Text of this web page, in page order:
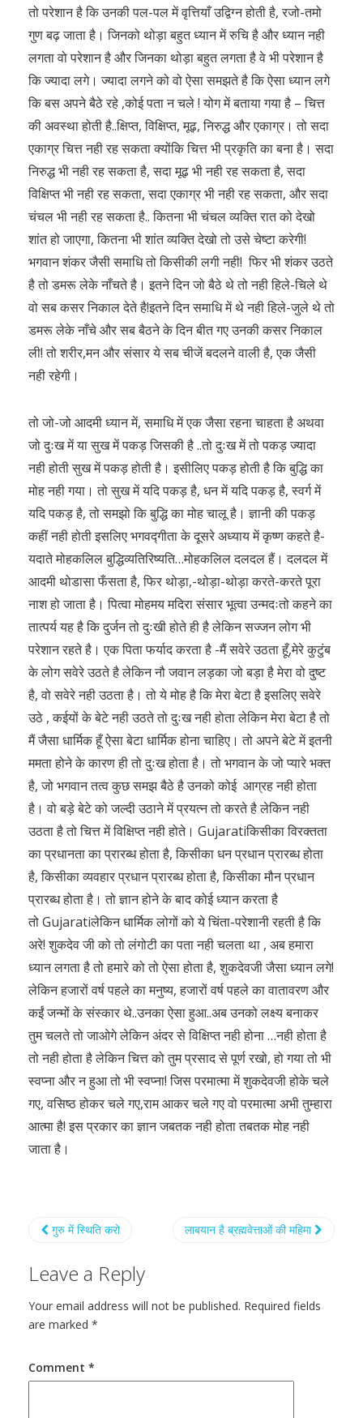
तो परेशान है कि उनकी पल-पल में वृत्तियाँ उद्विग्न होती है, रजो-तमो
गुण बढ़ जाता है। जिनको थोड़ा बहुत ध्यान में रुचि है और ध्यान नही
लगता वो परेशान है और जिनका थोड़ा बहुत लगता है वे भी परेशान है
कि ज्यादा लगे। ज्यादा लगने को वो ऐसा समझते है कि ऐसा ध्यान लगे
कि बस अपने बैठे रहे ,कोई पता न चले ! योग में बताया गया है – चित्त
की अवस्था होती है..क्षिप्त, विक्षिप्त, मूढ़, निरुद्ध और एकाग्र। तो सदा
एकाग्र चित्त नही रह सकता क्योंकि चित्त भी प्रकृति का बना है। सदा
निरुद्ध भी नही रह सकता है, सदा मूढ़ भी नही रह सकता है, सदा
विक्षिप्त भी नही रह सकता, सदा एकाग्र भी नही रह सकता, और सदा
चंचल भी नही रह सकता है.. कितना भी चंचल व्यक्ति रात को देखो
शांत हो जाएगा, कितना भी शांत व्यक्ति देखो तो उसे चेष्टा करेगी!
भगवान शंकर जैसी समाधि तो किसीकी लगी नही! फिर भी शंकर उठते
है तो डमरू लेके नाँचते है। इतने दिन जो बैठे थे तो नही हिले-चिले थे
वो सब कसर निकाल देते है!इतने दिन समाधि में थे नही हिले-जुले थे तो
डमरू लेके नाँचे और सब बैठने के दिन बीत गए उनकी कसर निकाल
ली! तो शरीर,मन और संसार ये सब चीजें बदलने वाली है, एक जैसी
नही रहेगी।
तो जो-जो आदमी ध्यान में, समाधि में एक जैसा रहना चाहता है अथवा
जो दुःख में या सुख में पकड़ जिसकी है ..तो दुःख में तो पकड़ ज्यादा
नही होती सुख में पकड़ होती है। इसीलिए पकड़ होती है कि बुद्धि का
मोह नही गया। तो सुख में यदि पकड़ है, धन में यदि पकड़ है, स्वर्ग में
यदि पकड़ है, तो समझो कि बुद्धि का मोह चालू है। ज्ञानी की पकड़
कहीं नही होती इसलिए भगवद्गीता के दूसरे अध्याय में कृष्ण कहते है-
यदाते मोहकलिल बुद्धिव्यतिरिष्यति…मोहकलिल दलदल हैं। दलदल में
आदमी थोडासा फँसता है, फिर थोड़ा,-थोड़ा-थोड़ा करते-करते पूरा
नाश हो जाता है। पित्वा मोहमय मदिरा संसार भूत्वा उन्मदःतो कहने का
तात्पर्य यह है कि दुर्जन तो दुःखी होते ही है लेकिन सज्जन लोग भी
परेशान रहते है। एक पिता फर्याद करता है -मैं सवेरे उठता हूँ,मेरे कुटुंब
के लोग सवेरे उठते है लेकिन नौ जवान लड़का जो बड़ा है मेरा वो दुष्ट
है, वो सवेरे नही उठता है। तो ये मोह है कि मेरा बेटा है इसलिए सवेरे
उठे , कईयों के बेटे नही उठते तो दुःख नही होता लेकिन मेरा बेटा है तो
मैं जैसा धार्मिक हूँ ऐसा बेटा धार्मिक होना चाहिए। तो अपने बेटे में इतनी
ममता होने के कारण ही तो दुःख होता है। तो भगवान के जो प्यारे भक्त
है, जो भगवान तत्व कुछ समझ बैठे है उनको कोई आग्रह नही होता
है। वो बड़े बेटे को जल्दी उठाने में प्रयत्न तो करते है लेकिन नही
उठता है तो चित्त में विक्षिप्त नही होते। Gujaratiकिसीका विरक्तता
का प्रधानता का प्रारब्ध होता है, किसीका धन प्रधान प्रारब्ध होता
है, किसीका व्यवहार प्रधान प्रारब्ध होता है, किसीका मौन प्रधान
प्रारब्ध होता है। तो ज्ञान होने के बाद कोई ध्यान करता है
तो Gujaratiलेकिन धार्मिक लोगों को ये चिंता-परेशानी रहती है कि
अरे! शुकदेव जी को तो लंगोटी का पता नही चलता था , अब हमारा
ध्यान लगता है तो हमारे को तो ऐसा होता है, शुकदेवजी जैसा ध्यान लगे!
लेकिन हजारों वर्ष पहले का मनुष्य, हजारों वर्ष पहले का वातावरण और
कईं जन्मों के संस्कार थे..उनका ऐसा हुआ..अब उनको लक्ष्य बनाकर
तुम चलते तो जाओगे लेकिन अंदर से विक्षिप्त नही होना …नही होता है
तो नही होता है लेकिन चित्त को तुम प्रसाद से पूर्ण रखो, हो गया तो भी
स्वप्ना और न हुआ तो भी स्वप्ना! जिस परमात्मा में शुकदेवजी होके चले
गए, वसिष्ठ होकर चले गए,राम आकर चले गए वो परमात्मा अभी तुम्हारा
आत्मा है! इस प्रकार का ज्ञान जबतक नही होता तबतक मोह नही
जाता है।
गुरु में स्थिति करो लाबयान है ब्रह्मवेत्ताओं की महिमा
Leave a Reply
Your email address will not be published. Required fields
are marked *
Comment *